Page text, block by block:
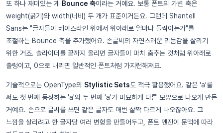
또 하나 재미있는 게 Bounce 축이라는 거예요. 보통 폰트의 가변 축은
weight(굵기)와 width(너비) 두 개가 표준이거든요. 그런데 Shantell
Sans는 "글자들이 베이스라인 위에서 위아래로 얼마나 들썩이는가"를
조절하는 Bounce 축을 추가했어요. 손글씨의 자연스러운 리듬감을 살리기
위한 거죠. 슬라이더를 끝까지 올리면 글자들이 마치 춤추는 것처럼 위아래로
출렁이고, 0으로 내리면 일반적인 폰트처럼 가지런해져요.
기술적으로는 OpenType의 Stylistic Sets도 적극 활용했어요. 같은 'a'를
써도 첫 번째 등장하는 'a'와 두 번째 'a'가 미묘하게 다른 모양으로 나오게 만든
거예요. 손으로 글씨를 쓰면 같은 글자도 매번 살짝 다르게 나오잖아요. 그
느낌을 살리려고 한 글자당 여러 변형을 만들어두고, 폰트 엔진이 문맥에 따라